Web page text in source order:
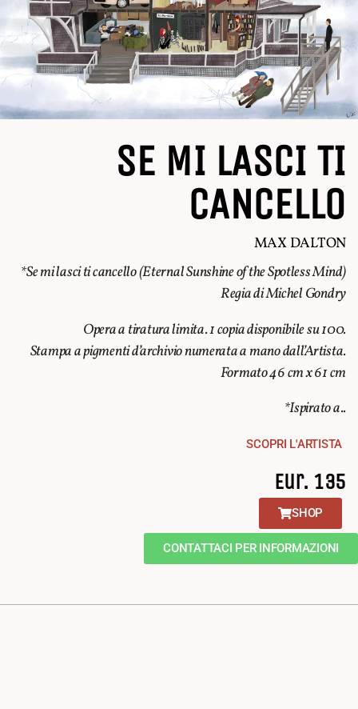
SE MI LASCI TI
CANCELLO
MAX DALTON
*Se mi lasci ti cancello (Eternal Sunshine of the Spotless Mind)
Regia di Michel Gondry
Opera a tiratura limita. 1 copia disponibile su 100.
Stampa a pigmenti d’archivio numerata a mano dall’Artista.
Formato 46 cm x 61 cm
*Ispirato a..
SCOPRI L'ARTISTA
Eur. 135
SHOP
CONTATTACI PER INFORMAZIONI